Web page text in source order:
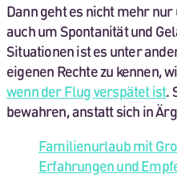
Dann geht es nicht mehr
auch um Spontanität und
Situationen ist es unter
eigenen Rechte zu kennen,
wenn der Flug verspätet ist.
bewahren, anstatt sich in
Familienurlaub mit
Erfahrungen und